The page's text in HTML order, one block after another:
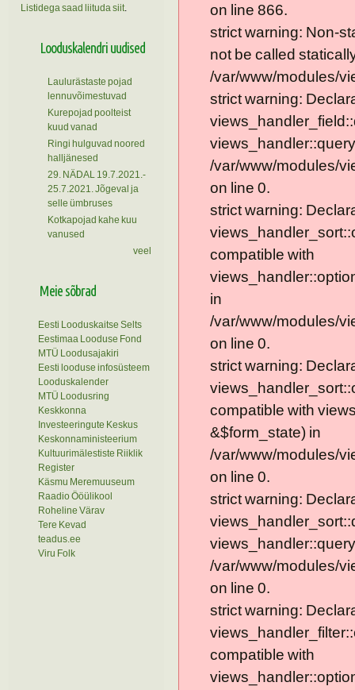
Listidega saad liituda siit.
Looduskalendri uudised
Laulurästaste pojad
lennuvõimestuvad
Kurepojad poolteist
kuud vanad
Ringi hulguvad noored
halljänesed
29. NÄDAL 19.7.2021.-
25.7.2021. Jõgeval ja
selle ümbruses
Kotkapojad kahe kuu
vanused
veel
Meie sõbrad
Eesti Looduskaitse Selts
Eestimaa Looduse Fond
MTÜ Loodusajakiri
Eesti looduse infosüsteem
Looduskalender
MTÜ Loodusring
Keskkonna
Investeeringute Keskus
Keskonnaministeerium
Kultuurimälestiste Riiklik
Register
Käsmu Meremuuseum
Raadio Ööülikool
Roheline Värav
Tere Kevad
teadus.ee
Viru Folk
on line 866.
strict warning: Non-
not be called
/var/www/modules/
strict warning:
/var/www/modules/
on line 0.
strict warning:
compatible with
in
/var/www/modules/
on line 0.
strict warning:
compatible with
&$form_state) in
/var/www/modules/
on line 0.
strict warning:
/var/www/modules/
on line 0.
strict warning:
compatible with